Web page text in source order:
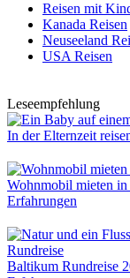
Reisen mit
Kanada Reisen
Neuseeland
USA Reisen
Leseempfehlung
In der Elternzeit
Wohnmobil mieten
Erfahrungen
Baltikum Rundreise